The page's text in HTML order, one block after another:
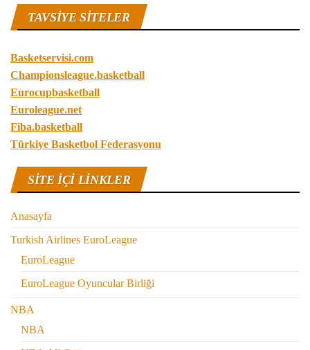
TAVSIYE SITELER
Basketservisi.com
Championsleague.basketball
Eurocupbasketball
Euroleague.net
Fiba.basketball
Türkiye Basketbol Federasyonu
SITE IÇI LINKLER
Anasayfa
Turkish Airlines EuroLeague
EuroLeague
EuroLeague Oyuncular Birliği
NBA
NBA